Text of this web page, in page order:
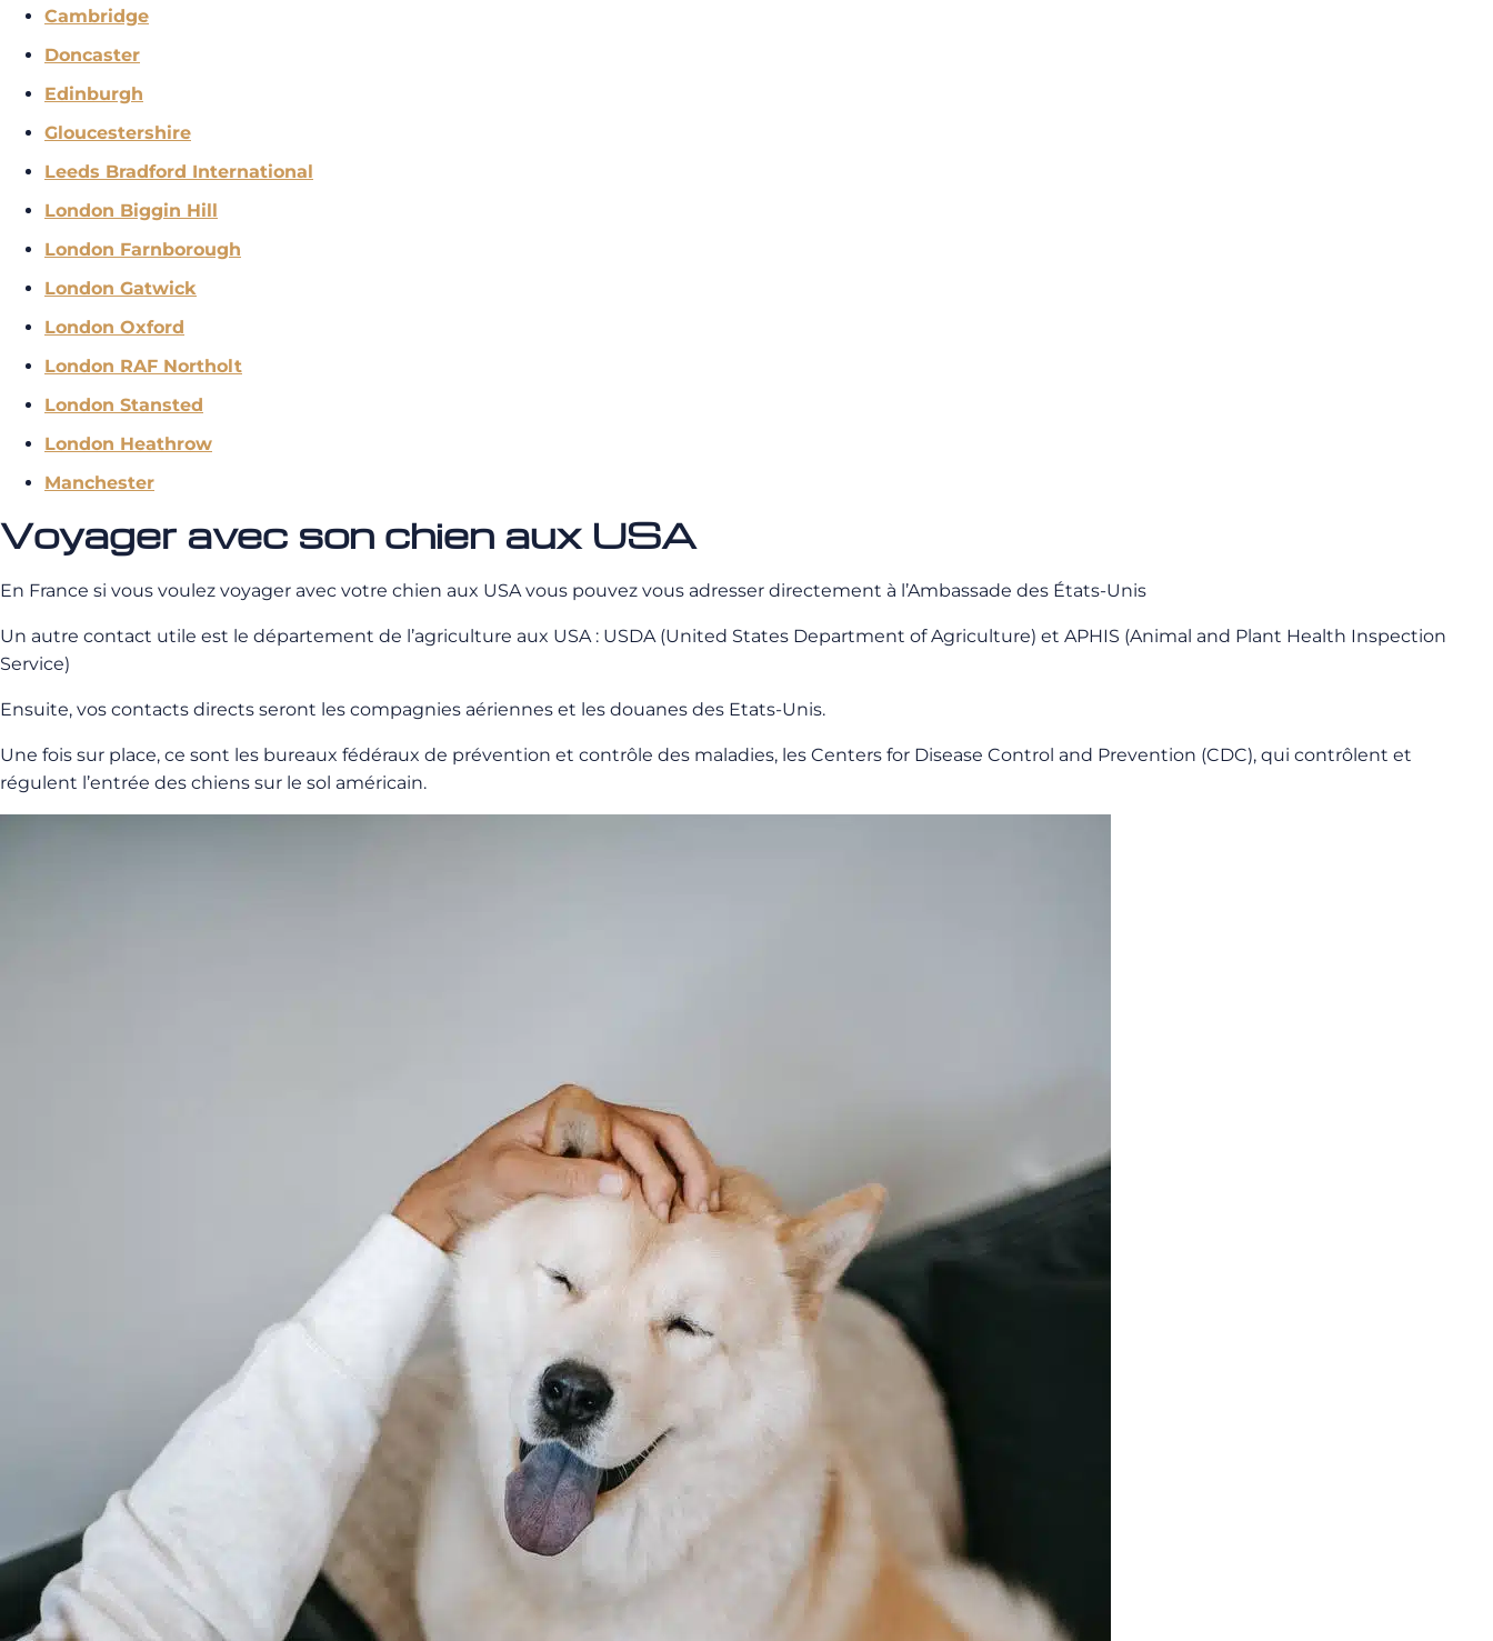
Cambridge
Doncaster
Edinburgh
Gloucestershire
Leeds Bradford International
London Biggin Hill
London Farnborough
London Gatwick
London Oxford
London RAF Northolt
London Stansted
London Heathrow
Manchester
Voyager avec son chien aux USA
En France si vous voulez voyager avec votre chien aux USA vous pouvez vous adresser directement à l’Ambassade des États-Unis
Un autre contact utile est le département de l’agriculture aux USA : USDA (United States Department of Agriculture) et APHIS (Animal and Plant Health Inspection
Service)
Ensuite, vos contacts directs seront les compagnies aériennes et les douanes des Etats-Unis.
Une fois sur place, ce sont les bureaux fédéraux de prévention et contrôle des maladies, les Centers for Disease Control and Prevention (CDC), qui contrôlent et
régulent l’entrée des chiens sur le sol américain.